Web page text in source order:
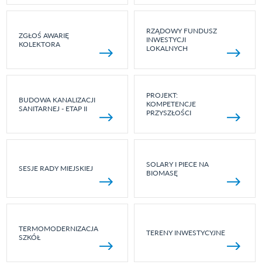
ZGŁOŚ AWARIĘ
KOLEKTORA
RZĄDOWY FUNDUSZ
INWESTYCJI
LOKALNYCH
BUDOWA KANALIZACJI
SANITARNEJ - ETAP II
PROJEKT:
KOMPETENCJE
PRZYSZŁOŚCI
SESJE RADY MIEJSKIEJ
SOLARY I PIECE NA
BIOMASĘ
TERMOMODERNIZACJA
SZKÓŁ
TERENY INWESTYCYJNE